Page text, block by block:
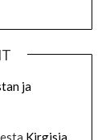
ja
Kirgisia,